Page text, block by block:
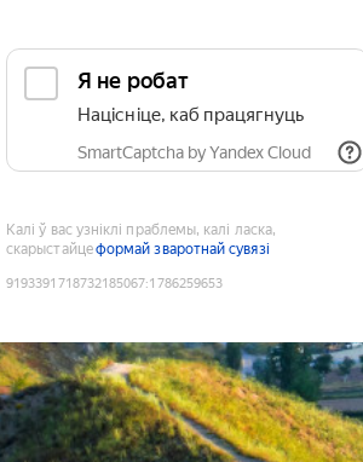
Я не робат
Націсніце, каб працягнуць
SmartCaptcha by Yandex Cloud
Калі ў вас узніклі праблемы, калі ласка,
скарыстайцеформай зваротнай сувязі
9193391718732185067:1786259653